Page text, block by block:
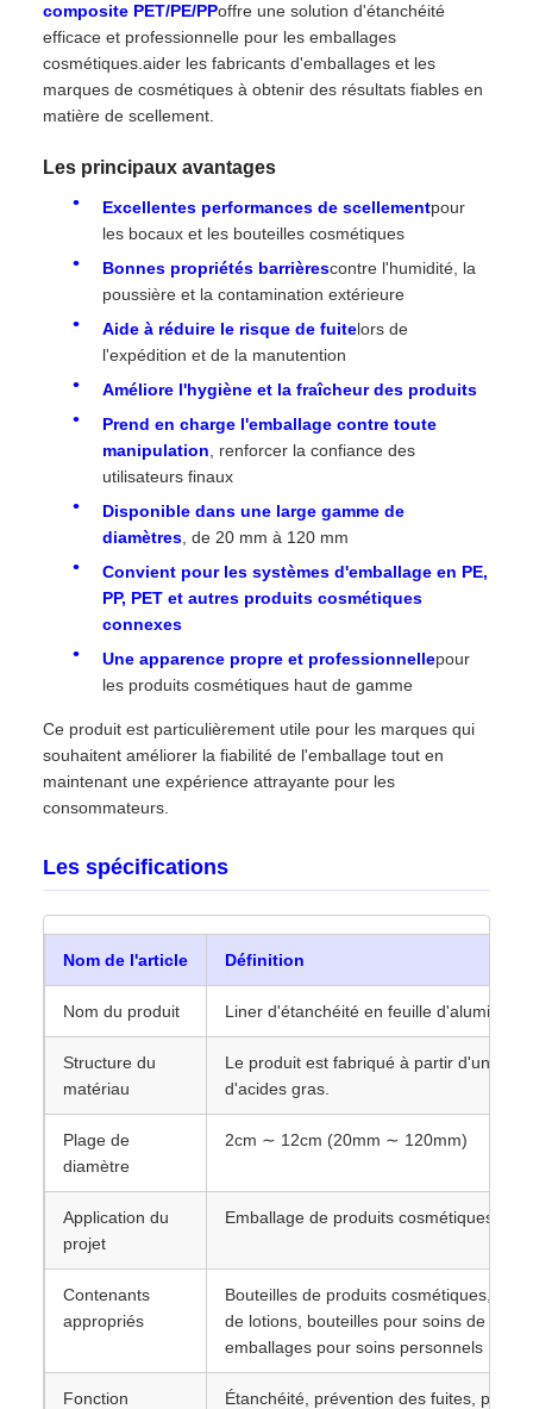
composite PET/PE/PPoffre une solution d'étanchéité
efficace et professionnelle pour les emballages
cosmétiques.aider les fabricants d'emballages et les
marques de cosmétiques à obtenir des résultats fiables en
matière de scellement.
Les principaux avantages
Excellentes performances de scellementpour
les bocaux et les bouteilles cosmétiques
Bonnes propriétés barrièrescontre l'humidité, la
poussière et la contamination extérieure
Aide à réduire le risque de fuitelors de
l'expédition et de la manutention
Améliore l'hygiène et la fraîcheur des produits
Prend en charge l'emballage contre toute
manipulation , renforcer la confiance des
utilisateurs finaux
Disponible dans une large gamme de
diamètres , de 20 mm à 120 mm
Convient pour les systèmes d'emballage en PE,
PP, PET et autres produits cosmétiques
connexes
Une apparence propre et professionnellepour
les produits cosmétiques haut de gamme
Ce produit est particulièrement utile pour les marques qui
souhaitent améliorer la fiabilité de l'emballage tout en
maintenant une expérience attrayante pour les
consommateurs.
Les spécifications
Nom de l'article Définition
Nom du produit Liner d'étanchéité en feuille d'aluminium
Structure du
matériau
Le produit est fabriqué à partir d'un
d'acides gras.
Plage de
diamètre
2cm ∼ 12cm (20mm ∼ 120mm)
Application du
projet
Emballage de produits cosmétiques
Contenants
appropriés
Bouteilles de produits cosmétiques,
de lotions, bouteilles pour soins de la
emballages pour soins personnels
Fonction
Étanchéité, prévention des fuites,